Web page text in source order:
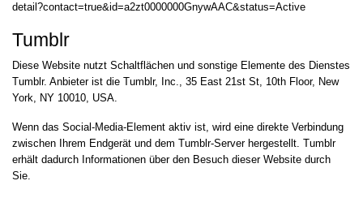
detail?contact=true&id=a2zt0000000GnywAAC&status=Active
Tumblr
Diese Website nutzt Schaltflächen und sonstige Elemente des Dienstes
Tumblr. Anbieter ist die Tumblr, Inc., 35 East 21st St, 10th Floor, New
York, NY 10010, USA.
Wenn das Social-Media-Element aktiv ist, wird eine direkte Verbindung
zwischen Ihrem Endgerät und dem Tumblr-Server hergestellt. Tumblr
erhält dadurch Informationen über den Besuch dieser Website durch
Sie.